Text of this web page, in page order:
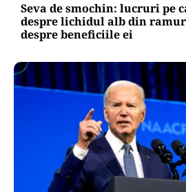
Seva de smochin: lucruri pe
despre lichidul alb din
despre beneficiile ei